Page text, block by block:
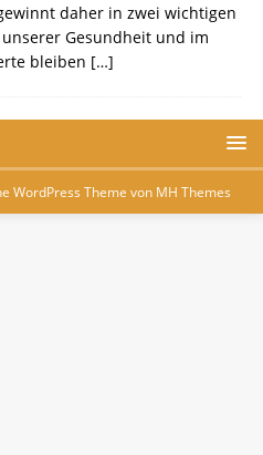
daher in zwei wichtigen
Gesundheit und im
bleiben […]
WordPress Theme von MH Themes